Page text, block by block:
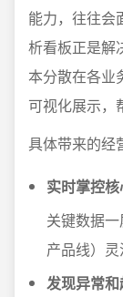
能力，往往会
析看板正是解
本分散在各业
可视化展示，
具体带来的经
实时掌控
关键数据一
产品线）
发现异常